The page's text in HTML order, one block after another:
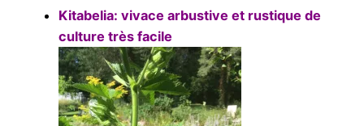
Kitabelia: vivace arbustive et rustique de
culture très facile